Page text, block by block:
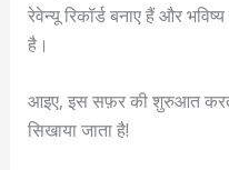
रेवेन्यू रिकॉर्ड बनाए हैं और
है।
आइए, इस सफ़र की शुरुआत
सिखाया जाता है!